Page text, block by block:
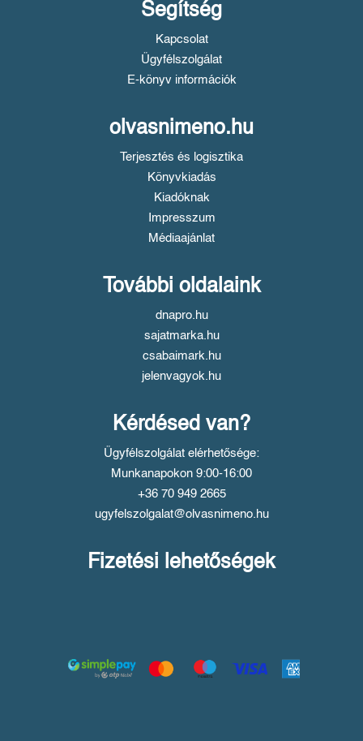
Segítség
Kapcsolat
Ügyfélszolgálat
E-könyv információk
olvasnimeno.hu
Terjesztés és logisztika
Könyvkiadás
Kiadóknak
Impresszum
Médiaajánlat
További oldalaink
dnapro.hu
sajatmarka.hu
csabaimark.hu
jelenvagyok.hu
Kérdésed van?
Ügyfélszolgálat elérhetősége:
Munkanapokon 9:00-16:00
+36 70 949 2665
ugyfelszolgalat@olvasnimeno.hu
Fizetési lehetőségek